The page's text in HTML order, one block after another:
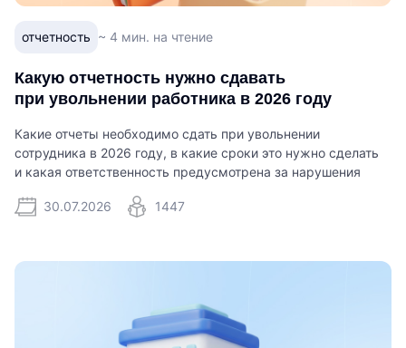
отчетность ~ 4 мин. на чтение
Какую отчетность нужно сдавать
при увольнении работника в 2026 году
Какие отчеты необходимо сдать при увольнении
сотрудника в 2026 году, в какие сроки это нужно сделать
и какая ответственность предусмотрена за нарушения
30.07.2026 1447